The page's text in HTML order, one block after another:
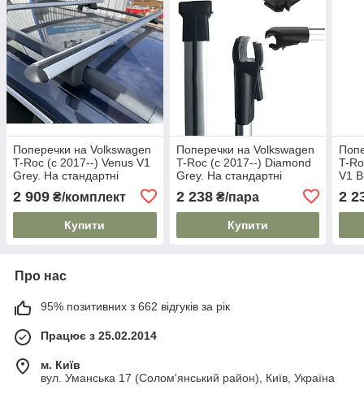
Поперечки на Volkswagen
T-Roc (c 2017--) Venus V1
Grey. На стандартні
рейлінги. Без замка. Сірі
2 909 ₴/комплект
Купити
Поперечки на Volkswagen
T-Roc (c 2017--) Diamond
Grey. На стандартні
2 238₴/пара
Купити
T-
V1
2
Про нас
95% позитивних з 662 відгуків за рік
Працює з 25.02.2014
м. Київ
вул. Уманська 17 (Солом'янський район), Київ, Україна